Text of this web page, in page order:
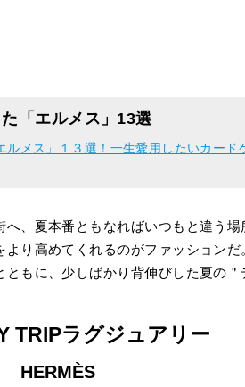
「エルメス」13選
ルメス」１３選！一生愛用したいカード
、夏本番ともなればいつもと違う場
り高めてくれるのがファッションだ
ともに、少しばかり背伸びした夏の
TRIPラグジュアリー
HERMÈS